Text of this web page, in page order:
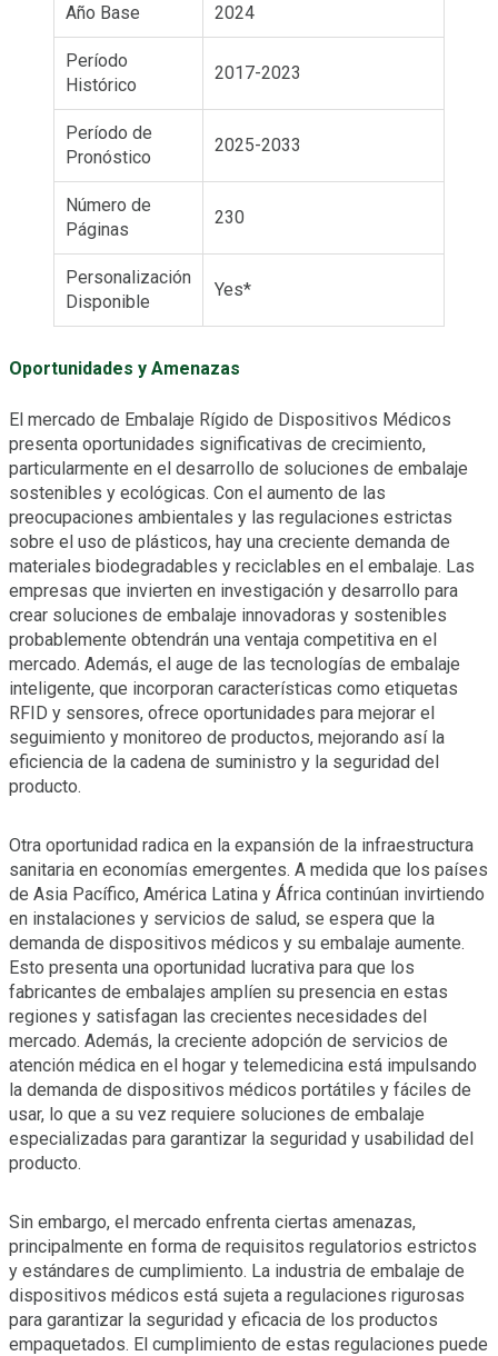
Año Base 2024
Período
Histórico
2017-2023
Período de
Pronóstico
2025-2033
Número de
Páginas
230
Personalización
Disponible
Yes*
Oportunidades y Amenazas
El mercado de Embalaje Rígido de Dispositivos Médicos
presenta oportunidades significativas de crecimiento,
particularmente en el desarrollo de soluciones de embalaje
sostenibles y ecológicas. Con el aumento de las
preocupaciones ambientales y las regulaciones estrictas
sobre el uso de plásticos, hay una creciente demanda de
materiales biodegradables y reciclables en el embalaje. Las
empresas que invierten en investigación y desarrollo para
crear soluciones de embalaje innovadoras y sostenibles
probablemente obtendrán una ventaja competitiva en el
mercado. Además, el auge de las tecnologías de embalaje
inteligente, que incorporan características como etiquetas
RFID y sensores, ofrece oportunidades para mejorar el
seguimiento y monitoreo de productos, mejorando así la
eficiencia de la cadena de suministro y la seguridad del
producto.
Otra oportunidad radica en la expansión de la infraestructura
sanitaria en economías emergentes. A medida que los países
de Asia Pacífico, América Latina y África continúan invirtiendo
en instalaciones y servicios de salud, se espera que la
demanda de dispositivos médicos y su embalaje aumente.
Esto presenta una oportunidad lucrativa para que los
fabricantes de embalajes amplíen su presencia en estas
regiones y satisfagan las crecientes necesidades del
mercado. Además, la creciente adopción de servicios de
atención médica en el hogar y telemedicina está impulsando
la demanda de dispositivos médicos portátiles y fáciles de
usar, lo que a su vez requiere soluciones de embalaje
especializadas para garantizar la seguridad y usabilidad del
producto.
Sin embargo, el mercado enfrenta ciertas amenazas,
principalmente en forma de requisitos regulatorios estrictos
y estándares de cumplimiento. La industria de embalaje de
dispositivos médicos está sujeta a regulaciones rigurosas
para garantizar la seguridad y eficacia de los productos
empaquetados. El cumplimiento de estas regulaciones puede